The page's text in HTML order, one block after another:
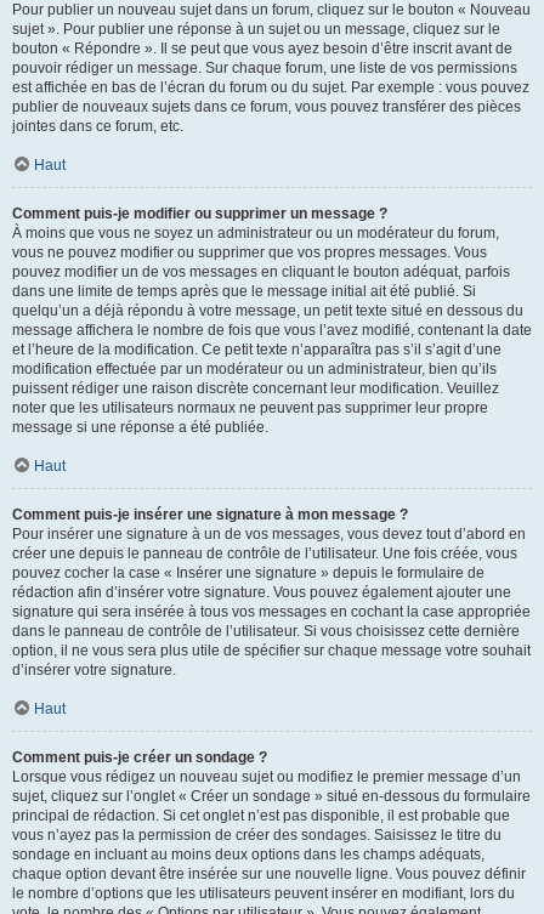
Pour publier un nouveau sujet dans un forum, cliquez sur le bouton « Nouveau
sujet ». Pour publier une réponse à un sujet ou un message, cliquez sur le
bouton « Répondre ». Il se peut que vous ayez besoin d’être inscrit avant de
pouvoir rédiger un message. Sur chaque forum, une liste de vos permissions
est affichée en bas de l’écran du forum ou du sujet. Par exemple : vous pouvez
publier de nouveaux sujets dans ce forum, vous pouvez transférer des pièces
jointes dans ce forum, etc.
Haut
Comment puis-je modifier ou supprimer un message ?
À moins que vous ne soyez un administrateur ou un modérateur du forum,
vous ne pouvez modifier ou supprimer que vos propres messages. Vous
pouvez modifier un de vos messages en cliquant le bouton adéquat, parfois
dans une limite de temps après que le message initial ait été publié. Si
quelqu’un a déjà répondu à votre message, un petit texte situé en dessous du
message affichera le nombre de fois que vous l’avez modifié, contenant la date
et l’heure de la modification. Ce petit texte n’apparaîtra pas s’il s’agit d’une
modification effectuée par un modérateur ou un administrateur, bien qu’ils
puissent rédiger une raison discrète concernant leur modification. Veuillez
noter que les utilisateurs normaux ne peuvent pas supprimer leur propre
message si une réponse a été publiée.
Haut
Comment puis-je insérer une signature à mon message ?
Pour insérer une signature à un de vos messages, vous devez tout d’abord en
créer une depuis le panneau de contrôle de l’utilisateur. Une fois créée, vous
pouvez cocher la case « Insérer une signature » depuis le formulaire de
rédaction afin d’insérer votre signature. Vous pouvez également ajouter une
signature qui sera insérée à tous vos messages en cochant la case appropriée
dans le panneau de contrôle de l’utilisateur. Si vous choisissez cette dernière
option, il ne vous sera plus utile de spécifier sur chaque message votre souhait
d’insérer votre signature.
Haut
Comment puis-je créer un sondage ?
Lorsque vous rédigez un nouveau sujet ou modifiez le premier message d’un
sujet, cliquez sur l’onglet « Créer un sondage » situé en-dessous du formulaire
principal de rédaction. Si cet onglet n’est pas disponible, il est probable que
vous n’ayez pas la permission de créer des sondages. Saisissez le titre du
sondage en incluant au moins deux options dans les champs adéquats,
chaque option devant être insérée sur une nouvelle ligne. Vous pouvez définir
le nombre d’options que les utilisateurs peuvent insérer en modifiant, lors du